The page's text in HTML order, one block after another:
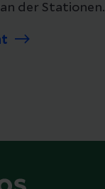
der Stationen.